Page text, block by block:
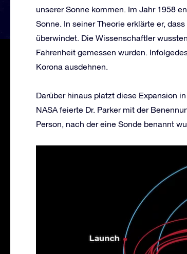
unserer Sonne kommen. Im Jahr 1958
Sonne. In seiner Theorie erklärte er,
überwindet. Die Wissenschaftler
Fahrenheit gemessen wurden.
Korona ausdehnen.
Darüber hinaus platzt diese Expansion
NASA feierte Dr. Parker mit der
Person, nach der eine Sonde benannt